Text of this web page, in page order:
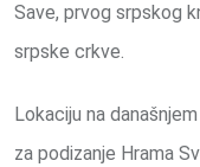
Save, prvog srpskog
srpske crkve.
Lokaciju na
za podizanje Hrama